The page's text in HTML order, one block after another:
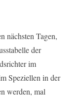
nächsten Tagen,
der
im
Speziellen in der
werden, mal